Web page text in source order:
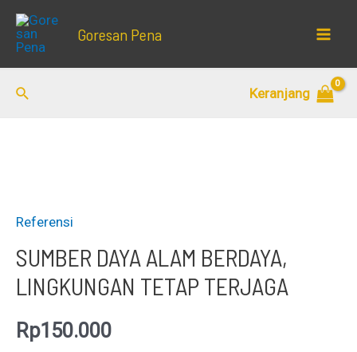
Lewati
Goresan Pena
Cari Keranjang
Referensi
SUMBER DAYA ALAM BERDAYA,
LINGKUNGAN TETAP TERJAGA
Rp150.000